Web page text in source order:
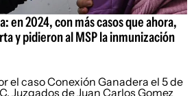
en 2024, con más casos que ahora,
y pidieron al MSP la inmunización